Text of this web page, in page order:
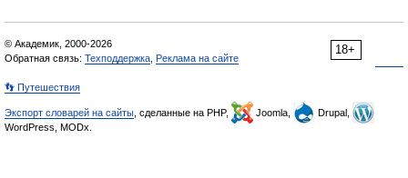
18+
© Академик, 2000-2026
Обратная связь: Техподдержка Реклама на сайте
👣 Путешествия
Экспорт словарей на сайты , сделанные на PHP, Joomla,
Drupal,
WordPress, MODx.